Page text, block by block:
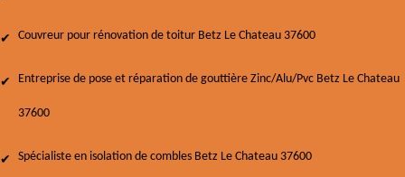
Couvreur pour rénovation de toitur Betz Le Chateau 37600
Entreprise de pose et réparation de gouttière Zinc/Alu/Pvc Betz Le Chateau
37600
Spécialiste en isolation de combles Betz Le Chateau 37600